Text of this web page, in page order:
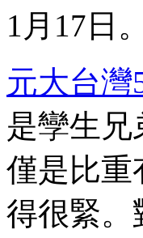
1月17日。
元大台灣
是孿生兄
僅是比重
得很緊。